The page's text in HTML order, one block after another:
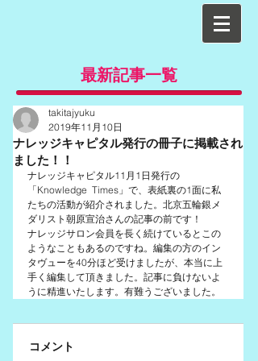
最新記事一覧
ナレッジキャピタル発行の冊子に掲載され
ました！！
takitajyuku
2019年11月10日
ナレッジキャピタル11月1日発行の
「Knowledge  Times」で、表紙裏の1面に私
たちの活動が紹介されました。北京五輪銀メ
ダリスト朝原宣治さんの記事の前です！
ナレッジサロン会員を長く続けているとこの
ようなこともあるのですね。編集の方のイン
タヴューを40分ほど受けましたが、本当に上
手く編集して頂きました。記事に負けないよ
うに精進いたします。有難うございました。
コメント